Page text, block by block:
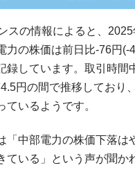
スの情報によると、2025
力の株価は前日比-76円(-
録しています。取引時間
円の間で推移しており
ているようです。
「中部電力の株価下落は
ている」という声が聞か